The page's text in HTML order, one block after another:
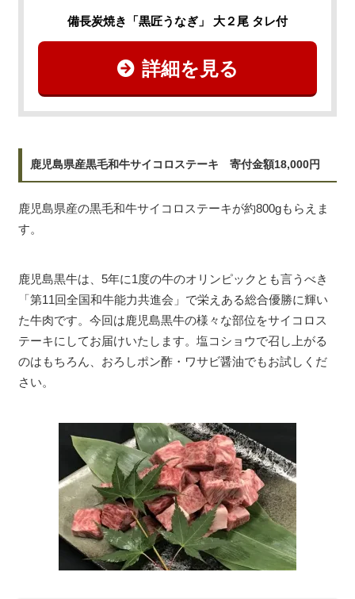
備長炭焼き「黒匠うなぎ」 大２尾 タレ付
詳細を見る
鹿児島県産黒毛和牛サイコロステーキ 寄付金額18,000円
鹿児島県産の黒毛和牛サイコロステーキが約800gもらえま
す。
鹿児島黒牛は、5年に1度の牛のオリンピックとも言うべき
「第11回全国和牛能力共進会」で栄えある総合優勝に輝い
た牛肉です。今回は鹿児島黒牛の様々な部位をサイコロス
テーキにしてお届けいたします。塩コショウで召し上がる
のはもちろん、おろしポン酢・ワサビ醤油でもお試しくだ
さい。